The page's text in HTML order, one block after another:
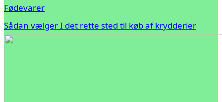
Fødevarer
Sådan vælger I det rette sted til køb af krydderier